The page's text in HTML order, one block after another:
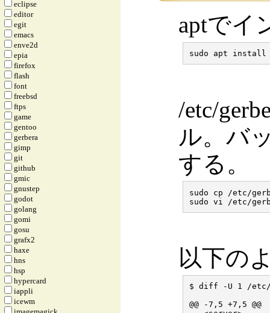
aptでイ
/etc/
ル。バ
する。
sudo cp /etc/
以下の
$ diff -U 1 /etc/
@@ -7,5 +7,5 @@
eclipse
editor
egit
emacs
enve2d
epia
firefox
flash
font
freebsd
ftps
game
gentoo
gerbera
gimp
git
github
gmic
gnustep
godot
golang
gomi
gosu
grafx2
haxe
hns
hsp
hypercard
iappli
icewm